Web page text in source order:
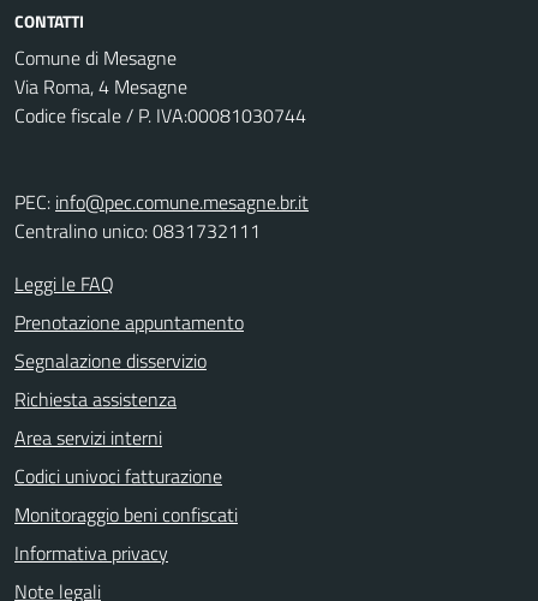
CONTATTI
Comune di Mesagne
Via Roma, 4 Mesagne
Codice fiscale / P. IVA:00081030744
PEC: info@pec.comune.mesagne.br.it
Centralino unico: 0831732111
Leggi le FAQ
Prenotazione appuntamento
Segnalazione disservizio
Richiesta assistenza
Area servizi interni
Codici univoci fatturazione
Monitoraggio beni confiscati
Informativa privacy
Note legali